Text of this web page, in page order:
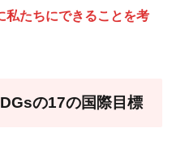
私たちにできることを考
の17の国際目標